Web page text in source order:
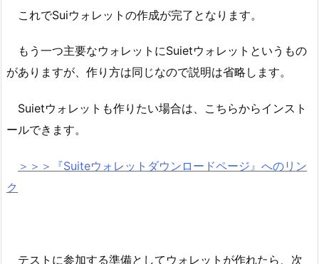
これでSuiウォレットの作成が完了となります。
もう一つ主要なウォレットにSuietウォレットというもの
がありますが、作り方は同じなので説明は省略します。
Suietウォレットも作りたい場合は、こちらからインスト
ールできます。
＞＞＞『Suiteウォレットダウンロードページ』へのリン
ク
テストに参加する準備としてウォレットが作れたら、次